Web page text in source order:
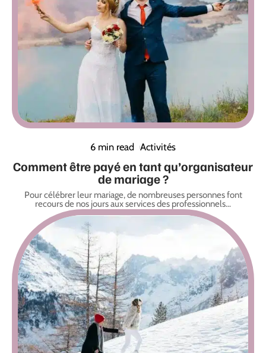
6 min read Activités
Comment être payé en tant qu’organisateur
de mariage ?
Pour célébrer leur mariage, de nombreuses personnes font
recours de nos jours aux services des professionnels…